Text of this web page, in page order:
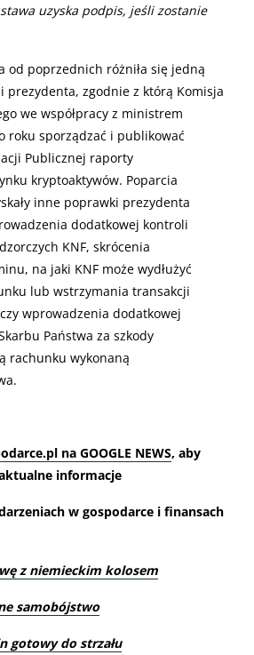
uzyska podpis, jeśli zostanie
od poprzednich różniła się jedną
prezydenta, zgodnie z którą Komisja
we współpracy z ministrem
roku sporządzać i publikować
Publicznej raporty
kryptoaktywów. Poparcia
inne poprawki prezydenta
dodatkowej kontroli
KNF, skrócenia
na jaki KNF może wydłużyć
lub wstrzymania transakcji
wprowadzenia dodatkowej
Państwa za szkody
rachunku wykonaną
na GOOGLE NEWS, aby
informacje
w gospodarce i finansach
z niemieckim kolosem
samobójstwo
gotowy do strzału